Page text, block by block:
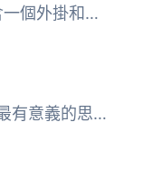
Stockdio 的股市概況包含一個外掛和小工具，可提供擺放股票、...
創建一個名言集合，分享最有意義的思想…在區塊、工具、...